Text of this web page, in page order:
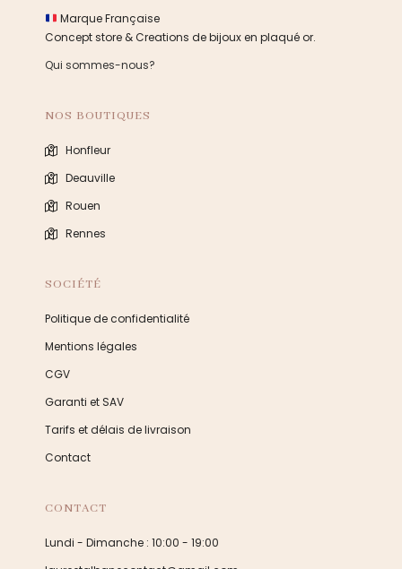
Marque Française
Concept store & Creations de bijoux en plaqué or.
Qui sommes-nous?
NOS BOUTIQUES
Honfleur
Deauville
Rouen
Rennes
SOCIÉTÉ
Politique de confidentialité
Mentions légales
CGV
Garanti et SAV
Tarifs et délais de livraison
Contact
CONTACT
Lundi - Dimanche : 10:00 - 19:00